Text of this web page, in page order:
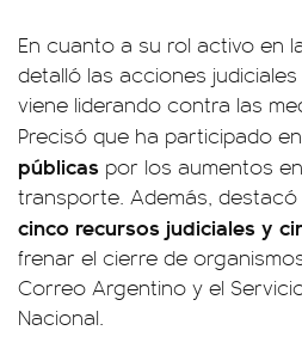
En cuanto a su rol activo en
detalló las acciones
viene liderando contra las
Precisó que ha participado en
públicas por los aumentos
transporte. Además,
cinco recursos judiciales y
frenar el cierre de
Correo Argentino y el
Nacional.